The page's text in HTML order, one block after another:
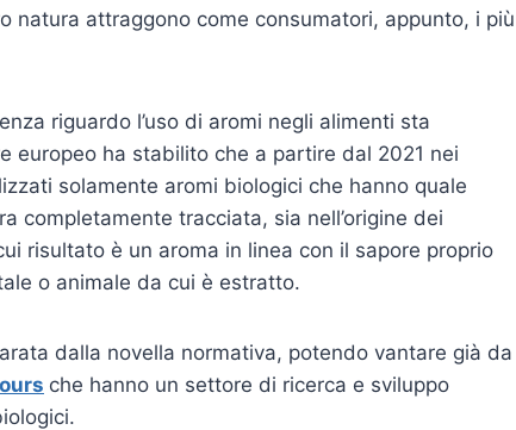
natura attraggono come consumatori, appunto, i più
riguardo l’uso di aromi negli alimenti sta
europeo ha stabilito che a partire dal 2021 nei
solamente aromi biologici che hanno quale
completamente tracciata, sia nell’origine dei
risultato è un aroma in linea con il sapore proprio
o animale da cui è estratto.
dalla novella normativa, potendo vantare già da
che hanno un settore di ricerca e sviluppo